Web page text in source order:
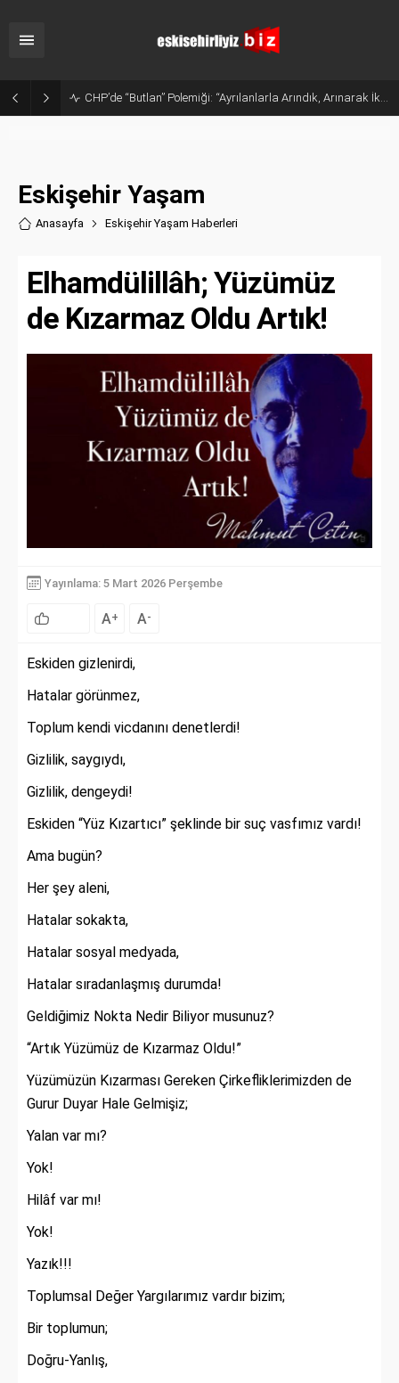
CHP’de “Butlan” Polemiği: “Ayrılanlarla Arındık, Arınarak İktidar Olacağız”
Eskişehir Yaşam
Anasayfa Eskişehir Yaşam Haberleri
Elhamdülillâh; Yüzümüz
de Kızarmaz Oldu Artık!
Yayınlama: 5 Mart 2026 Perşembe
A+ A-
Eskiden gizlenirdi,
Hatalar görünmez,
Toplum kendi vicdanını denetlerdi!
Gizlilik, saygıydı,
Gizlilik, dengeydi!
Eskiden “Yüz Kızartıcı” şeklinde bir suç vasfımız vardı!
Ama bugün?
Her şey aleni,
Hatalar sokakta,
Hatalar sosyal medyada,
Hatalar sıradanlaşmış durumda!
Geldiğimiz Nokta Nedir Biliyor musunuz?
“Artık Yüzümüz de Kızarmaz Oldu!”
Yüzümüzün Kızarması Gereken Çirkefliklerimizden de
Gurur Duyar Hale Gelmişiz;
Yalan var mı?
Yok!
Hilâf var mı!
Yok!
Yazık!!!
Toplumsal Değer Yargılarımız vardır bizim;
Bir toplumun;
Doğru-Yanlış,